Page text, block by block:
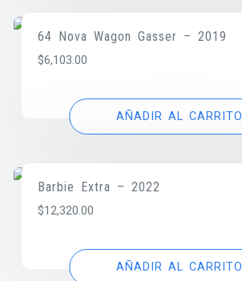
64 Nova Wagon Gasser – 2019
$6,103.00
AÑADIR AL CARRITO
Barbie Extra – 2022
$12,320.00
AÑADIR AL CARRITO